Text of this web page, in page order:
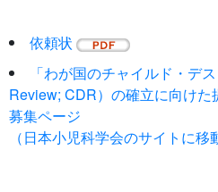
依頼状
「わが国のチャイルド・デ
Review; CDR）の確立に向けた
募集ページ
（日本小児科学会のサイトに移